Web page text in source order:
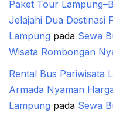
Paket Tour
Jelajahi Dua Destinasi
Lampung pada Sewa
Wisata Rombongan
Rental Bus Pariwisata
Armada Nyaman
Lampung pada Sewa